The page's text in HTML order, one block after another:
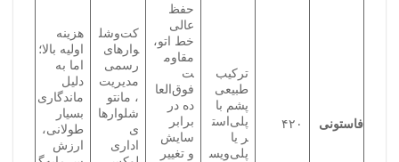
فاستونی ۴۲۰
ترکیب
طبیعی
پشم با
پلی‌است
ر یا
پلی‌ویس
حفظ
عالی
خط اتو،
مقاوم
ت
فوق‌العا
ده در
برابر
سایش
و تغییر
کت‌وشل
وارهای
رسمی
مدیریت
، مانتو
شلوارها
ی
اداری
هزینه
اولیه بالا؛
اما به
دلیل
ماندگاری
بسیار
طولانی،
ارزش